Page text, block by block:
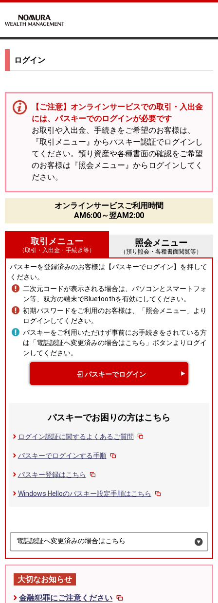
ログイン
【ご注意】オンラインサービスでの取引・入出金
には、パスキーでのログインが必要です
お取引や入出金、手続きをご希望のお客様は、
『取引メニュー』からパスキー認証でログインし
てください。預り資産や各種書面の確認をご希望
のお客様は『照会メニュー』からログインしてく
ださい。
オンラインサービスご利用時間
AM6:00～翌AM2:00
取引メニュー
（取引・入出金・手続き等）
照会メニュー
（預り照会・各種書面閲覧等）
パスキーを登録済みのお客様は【パスキーでログイン】を押して
ください。
二次元コードが表示される場合は、パソコンとスマートフォ
ン等、双方の端末でBluetoothを有効にしてください。
初期パスワードをご利用のお客様は、「照会メニュー」より
ログインしてください。
パスキーをご利用いただけず事前にお手続きをされている方
は「電話認証へ変更済みの場合はこちら」ボタンよりログイ
ンしてください。
パスキーでログイン
パスキーでお困りの方はこちら
ログイン認証に関するよくあるご質問
パスキーでログインする手順
パスキー登録はこちら
Windows Helloのパスキー設定手順はこちら
電話認証へ変更済みの場合はこちら
大切なお知らせ
金融犯罪にご注意ください